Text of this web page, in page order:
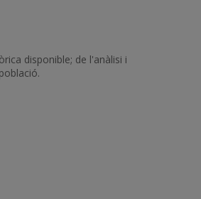
disponible; de l'anàlisi i